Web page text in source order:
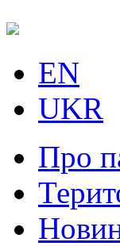
EN
UKR
Про